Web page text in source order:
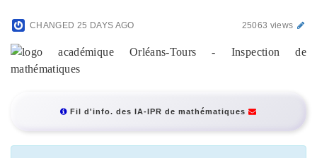
CHANGED 25 DAYS AGO 25063 views
Fil d'info. des IA-IPR de mathématiques